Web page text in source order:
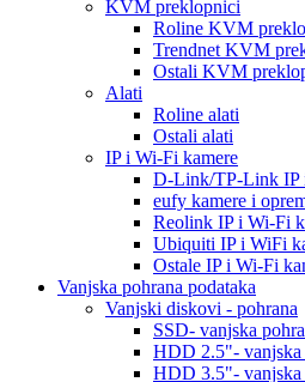
KVM preklopnici
Roline KVM
Trendnet KVM
Ostali KVM
Alati
Roline alati
Ostali alati
IP i Wi-Fi kamere
D-Link/TP-Link IP
eufy kamere i
Reolink IP i Wi-Fi
Ubiquiti IP i WiFi
Ostale IP i Wi-Fi
Vanjska pohrana podataka
Vanjski diskovi - pohrana
SSD- vanjska
HDD 2.5"- vanjska
HDD 3.5"- vanjska